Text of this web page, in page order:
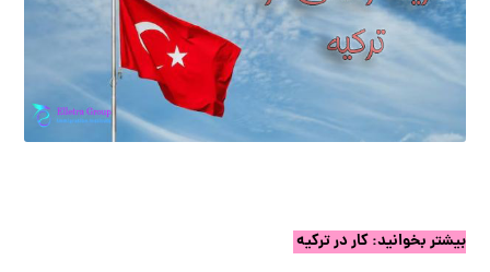
بیشتر بخوانید:کار در ترکیه